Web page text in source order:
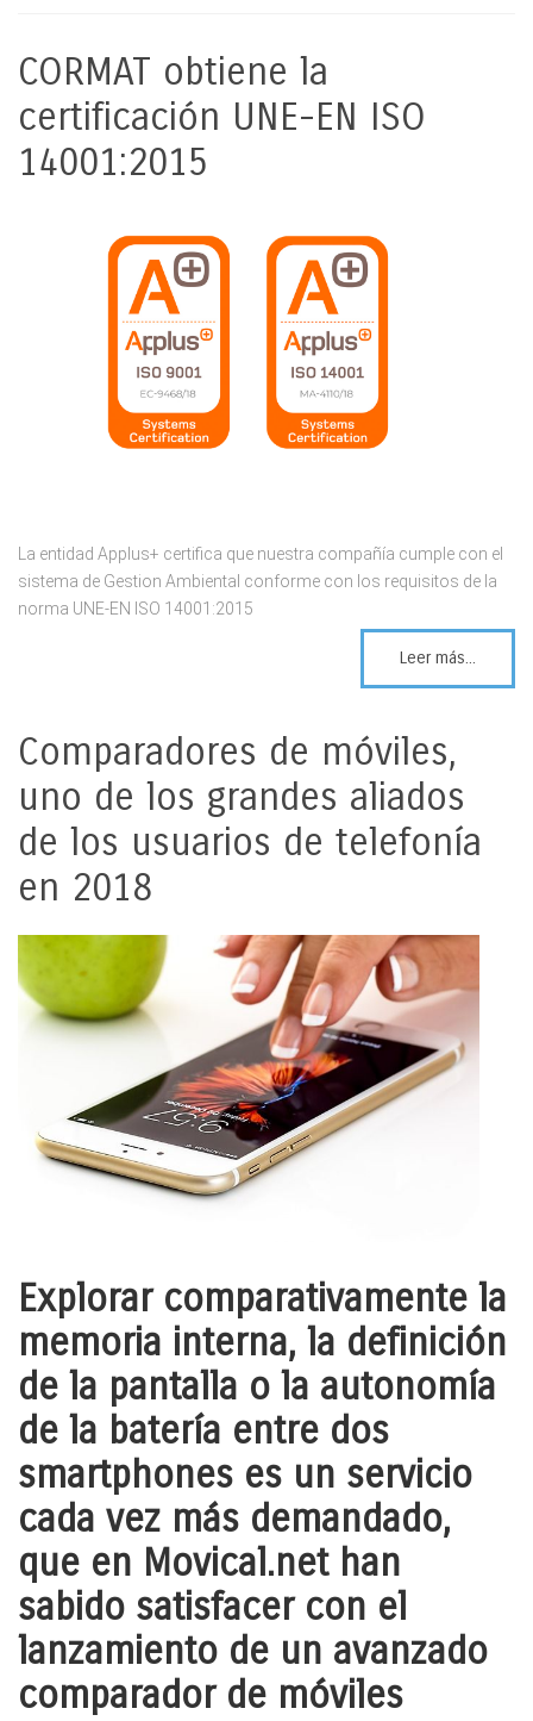
CORMAT obtiene la
certificación UNE-EN ISO
14001:2015
La entidad Applus+ certifica que nuestra compañía cumple con el
sistema de Gestion Ambiental conforme con los requisitos de la
norma UNE-EN ISO 14001:2015
Leer más...
Comparadores de móviles,
uno de los grandes aliados
de los usuarios de telefonía
en 2018
Explorar comparativamente la
memoria interna, la definición
de la pantalla o la autonomía
de la batería entre dos
smartphones es un servicio
cada vez más demandado,
que en Movical.net han
sabido satisfacer con el
lanzamiento de un avanzado
comparador de móviles